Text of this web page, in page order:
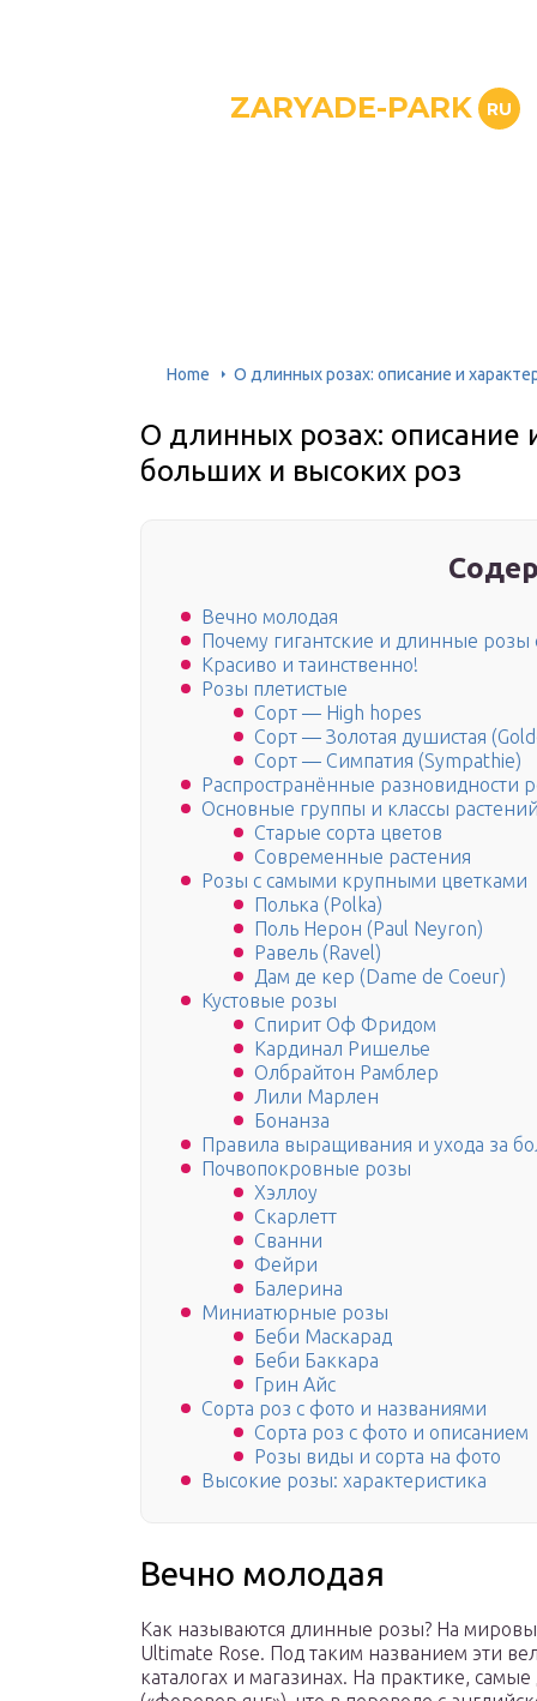
ZARYADE-PARK RU
Home О длинных розах: описание и
О длинных розах: описание
больших и высоких роз
Вечно молодая
Почему гигантские и длинные розы
Красиво и таинственно!
Розы плетистые
Сорт — High hopes
Сорт — Золотая душистая
Сорт — Симпатия (Sympathie)
Распространённые разновидности
Основные группы и классы
Старые сорта цветов
Современные растения
Розы с самыми крупными цветками
Полька (Polka)
Поль Нерон (Paul Neyron)
Равель (Ravel)
Дам де кер (Dame de Coeur)
Кустовые розы
Спирит Оф Фридом
Кардинал Ришелье
Олбрайтон Рамблер
Лили Марлен
Бонанза
Правила выращивания и ухода за
Почвопокровные розы
Хэллоу
Скарлетт
Сванни
Фейри
Балерина
Миниатюрные розы
Беби Маскарад
Беби Баккара
Грин Айс
Сорта роз с фото и названиями
Сорта роз с фото и описанием
Розы виды и сорта на фото
Высокие розы: характеристика
Вечно молодая
Как называются длинные розы? На
Ultimate Rose. Под таким названием эти
каталогах и магазинах. На практике,